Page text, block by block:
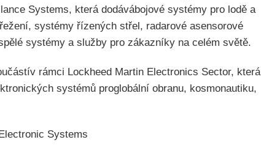
Systems, která dodávábojové systémy pro lodě a
systémy řízených střel, radarové asensorové
systémy a služby pro zákazníky na celém světě.
rámci Lockheed Martin Electronics Sector, která
systémů proglobální obranu, kosmonautiku,
Systems